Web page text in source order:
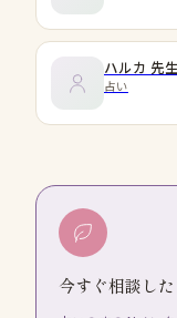
ハルカ 先生
占い
今すぐ相談した